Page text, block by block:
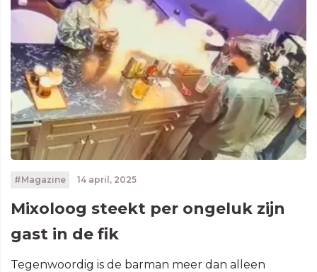
#Magazine 14 april, 2025
Mixoloog steekt per ongeluk zijn
gast in de fik
Tegenwoordig is de barman meer dan alleen